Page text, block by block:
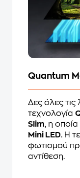
Quantum
Δες όλες τις
τεχνολογία
Slim, η οποία
Mini LED. Η
φωτισμού
αντίθεση.